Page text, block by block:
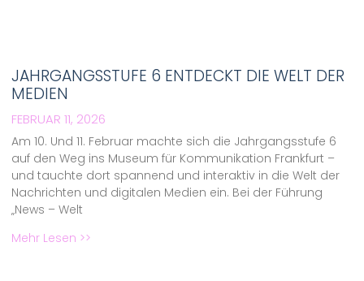
JAHRGANGSSTUFE 6 ENTDECKT DIE WELT DER
MEDIEN
FEBRUAR 11, 2026
Am 10. Und 11. Februar machte sich die Jahrgangsstufe 6
auf den Weg ins Museum für Kommunikation Frankfurt –
und tauchte dort spannend und interaktiv in die Welt der
Nachrichten und digitalen Medien ein. Bei der Führung
„News – Welt
Mehr Lesen >>